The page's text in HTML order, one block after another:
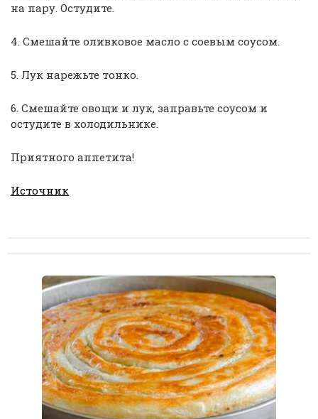
на пару. Остудите.
4. Смешайте оливковое масло с соевым соусом.
5. Лук нарежьте тонко.
6. Смешайте овощи и лук, заправьте соусом и
остудите в холодильнике.
Приятного аппетита!
Источник